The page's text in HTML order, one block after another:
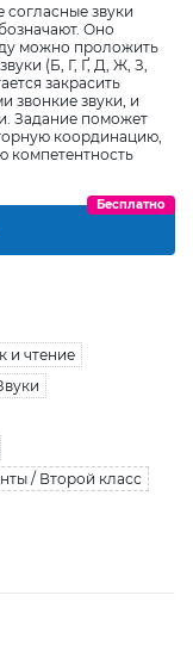
звуки
Оно
можно проложить
(Б, Г, Ґ, Д, Ж, З,
закрасить
звонкие звуки, и
Задание поможет
координацию,
компетентность
Бесплатно
и чтение
/ Второй класс